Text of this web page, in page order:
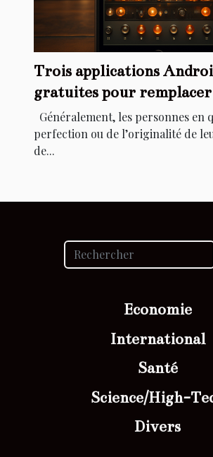
Trois applications
gratuites pour remplacer
appareil photo
Généralement, les personnes en
perfection ou de l’originalité de
de...
Economie
International
Santé
Science/High-
Divers